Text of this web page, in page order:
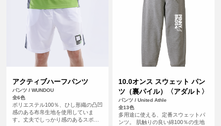
アクティブハーフパンツ
パンツ / WUNDOU
全6色
ポリエステル100％、ひし形織の凸凹
感のある布帛生地を使用していま
す。丈夫でしっかり感のあるスポー
10.0オンス スウェット パン
ツ（裏パイル）〈アダルト〉
パンツ / United Athle
全13色
多用途に使える、定番スウェットパ
ンツ。 肌触りの良い綿100％の生地